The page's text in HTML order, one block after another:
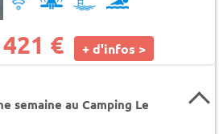
421 € + d'infos >
semaine au Camping Le